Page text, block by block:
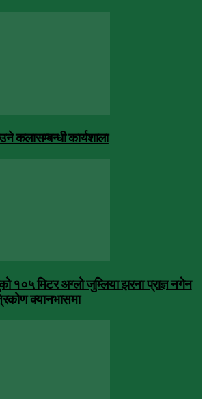
कलासम्बन्धी कार्यशाला
१०५ मिटर अग्लो जुम्लिया झरना प्राज्ञ नगेन
क्यानभासमा